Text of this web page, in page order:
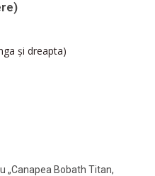
și dreapta)
„Canapea Bobath Titan,